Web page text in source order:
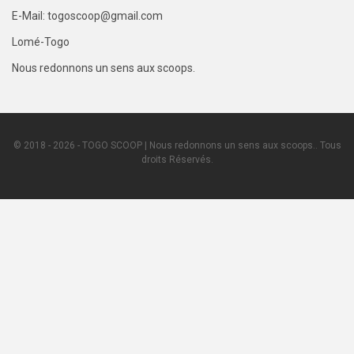
E-Mail: togoscoop@gmail.com
Lomé-Togo
Nous redonnons un sens aux scoops.
© 2018 - 2026 - TOGO SCOOP | Nous redonnons un sens aux scoops.. Tous
droits Réservés.